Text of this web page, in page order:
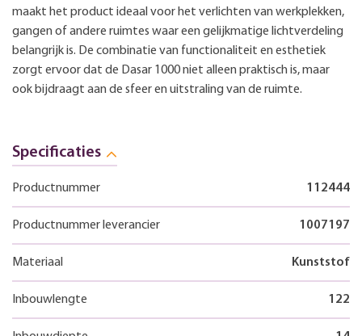
maakt het product ideaal voor het verlichten van werkplekken,
gangen of andere ruimtes waar een gelijkmatige lichtverdeling
belangrijk is. De combinatie van functionaliteit en esthetiek
zorgt ervoor dat de Dasar 1000 niet alleen praktisch is, maar
ook bijdraagt aan de sfeer en uitstraling van de ruimte.
Specificaties
Productnummer 112444
Productnummer leverancier 1007197
Materiaal Kunststof
Inbouwlengte 122